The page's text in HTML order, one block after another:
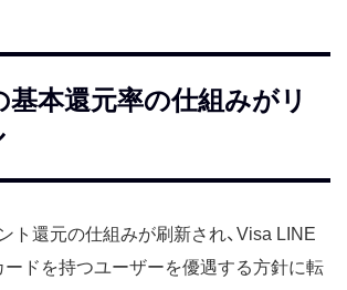
基本還元率の仕組みがリ
ト還元の仕組みが刷新され、Visa LINE
ードを持つユーザーを優遇する方針に転